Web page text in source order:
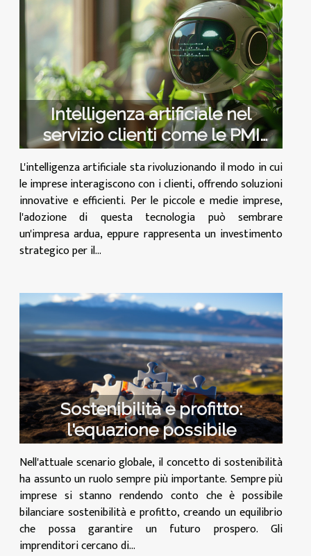
Intelligenza artificiale nel
servizio clienti come le PMI
possono implementarla
L'intelligenza artificiale sta rivoluzionando il modo in cui
le imprese interagiscono con i clienti, offrendo soluzioni
innovative e efficienti. Per le piccole e medie imprese,
l'adozione di questa tecnologia può sembrare
un'impresa ardua, eppure rappresenta un investimento
strategico per il...
Sostenibilità e profitto:
l'equazione possibile
Nell'attuale scenario globale, il concetto di sostenibilità
ha assunto un ruolo sempre più importante. Sempre più
imprese si stanno rendendo conto che è possibile
bilanciare sostenibilità e profitto, creando un equilibrio
che possa garantire un futuro prospero. Gli
imprenditori cercano di...